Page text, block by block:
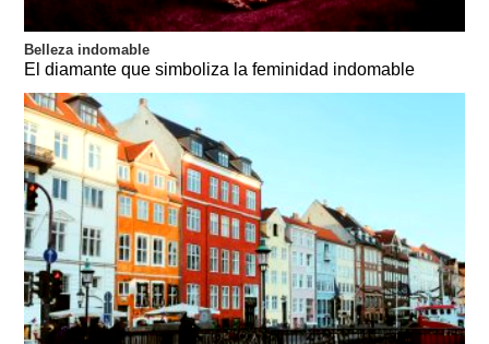
Belleza indomable
El diamante que simboliza la feminidad indomable